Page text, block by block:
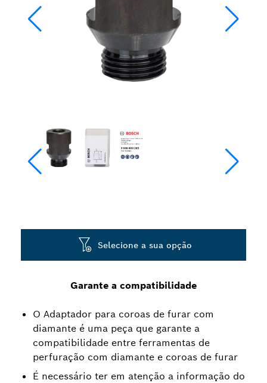
Garante a compatibilidade
O Adaptador para coroas de furar com
diamante é uma peça que garante a
compatibilidade entre ferramentas de
perfuração com diamante e coroas de furar
É necessário ter em atenção a informação do
Selecione a sua opção